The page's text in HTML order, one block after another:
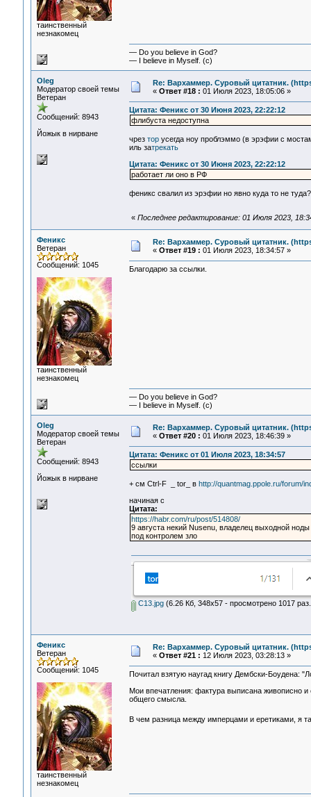
таинственный
незнакомец
— Do you believe in God?
— I believe in Myself. (c)
Oleg
Модератор своей темы
Ветеран
Сообщений: 8943
Йожык в нирване
Re: Вархаммер. Суровый цитатник.
« Ответ #18 : 01 Июля 2023, 18:05:06 »
Цитата: Феникс от 30 Июня 2023, 22:22:12
флибуста недоступна
чрез торусегда ноу проблэммо (в эрэфии с
иль затрекать
Цитата: Феникс от 30 Июня 2023, 22:22:12
работает ли оно в РФ
феникс свалил из эрэфии но явно куда то не
« Последнее редактирование: 01 Июля 2023,
Феникс
Ветеран
Сообщений: 1045
таинственный
незнакомец
Re: Вархаммер. Суровый цитатник.
« Ответ #19 : 01 Июля 2023, 18:34:57 »
Благодарю за ссылки.
— Do you believe in God?
— I believe in Myself. (c)
Oleg
Модератор своей темы
Ветеран
Сообщений: 8943
Йожык в нирване
Re: Вархаммер. Суровый цитатник.
« Ответ #20 : 01 Июля 2023, 18:46:39 »
Цитата: Феникс от 01 Июля 2023, 18:34:57
ссылки
+ см Ctrl-F _ tor_ в http://quantmag.ppole.ru/forum/
начиная с
Цитата:
https://habr.com/ru/post/514808/
9 августа некий Nusenu, владелец выходной
под контролем зло
С13.jpg(6.26 Кб, 348x57 - просмотрено 1017
Феникс
Ветеран
Сообщений: 1045
таинственный
незнакомец
Re: Вархаммер. Суровый цитатник.
« Ответ #21 : 12 Июля 2023, 03:28:13 »
Почитал взятую наугад книгу Дембски-Боудена:
Мои впечатления: фактура выписана живописно
общего смысла.
В чем разница между имперцами и еретиками, я